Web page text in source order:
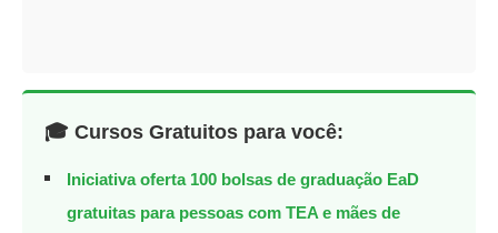
🎓 Cursos Gratuitos para você:
Iniciativa oferta 100 bolsas de graduação EaD
gratuitas para pessoas com TEA e mães de